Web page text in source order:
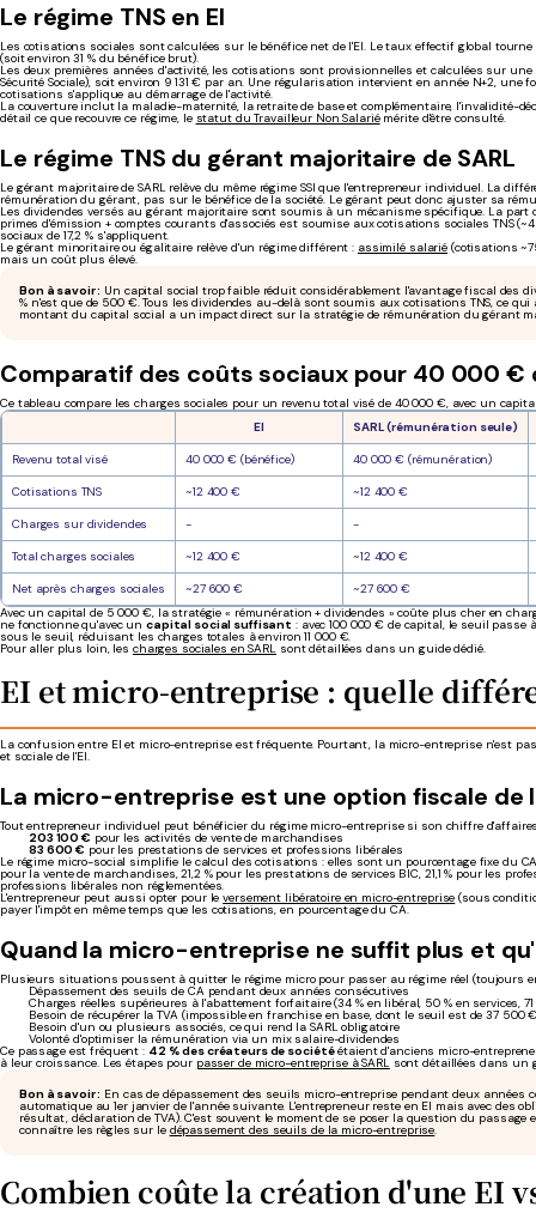
Le régime TNS en EI
Les cotisations sociales sont calculées sur le bénéfice net de l'EI. Le taux effectif global
(soit environ 31 % du bénéfice brut).
Les deux premières années d'activité, les cotisations sont provisionnelles et calculées sur une
Sécurité Sociale), soit environ 9 131 € par an. Une régularisation intervient en année N+2, une
cotisations s'applique au démarrage de l'activité.
La couverture inclut la maladie-maternité, la retraite de base et complémentaire, l'invalidité-
détail ce que recouvre ce régime, le statut du Travailleur Non Salariémérite d'être consulté.
Le régime TNS du gérant majoritaire de SARL
Le gérant majoritaire de SARL relève du même régime SSI que l'entrepreneur individuel. La
rémunération du gérant, pas sur le bénéfice de la société. Le gérant peut donc ajuster sa
Les dividendes versés au gérant majoritaire sont soumis à un mécanisme spécifique. La part
primes d'émission + comptes courants d'associés est soumise aux cotisations sociales TNS
sociaux de 17,2 % s'appliquent.
Le gérant minoritaire ou égalitaire relève d'un régime différent : assimilé salarié (cotisations
mais un coût plus élevé.
Bon à savoir : Un capital social trop faible réduit considérablement l'avantage fiscal des
% n'est que de 500 €. Tous les dividendes au-delà sont soumis aux cotisations TNS, ce
montant du capital social a un impact direct sur la stratégie de rémunération du gérant
Comparatif des coûts sociaux pour 40 000 €
Ce tableau compare les charges sociales pour un revenu total visé de 40 000 €, avec un
EI
SARL (rémunération seule)
Revenu total visé 40 000 € (bénéfice) 40 000 € (rémunération)
Cotisations TNS ~12 400 € ~12 400 €
Charges sur dividendes - -
Total charges sociales ~12 400 € ~12 400 €
Net après charges sociales ~27 600 €
~27 600 €
Avec un capital de 5 000 €, la stratégie « rémunération + dividendes » coûte plus cher en
ne fonctionne qu'avec un capital social suffisant : avec 100 000 € de capital, le seuil
sous le seuil, réduisant les charges totales à environ 11 000 €.
Pour aller plus loin, les charges sociales en SARL sont détaillées dans un guide dédié.
EI et micro-entreprise : quelle
La confusion entre EI et micro-entreprise est fréquente. Pourtant, la micro-entreprise n'est
et sociale de l'EI.
La micro-entreprise est une option fiscale de
Tout entrepreneur individuel peut bénéficier du régime micro-entreprise si son chiffre
203 100 € pour les activités de vente de marchandises
83 600 € pour les prestations de services et professions libérales
Le régime micro-social simplifie le calcul des cotisations : elles sont un pourcentage fixe du
pour la vente de marchandises, 21,2 % pour les prestations de services BIC, 21,1 % pour les
professions libérales non réglementées.
L'entrepreneur peut aussi opter pour leversement libératoire en micro-entreprise (sous
payer l'impôt en même temps que les cotisations, en pourcentage du CA.
Quand la micro-entreprise ne suffit plus et
Plusieurs situations poussent à quitter le régime micro pour passer au régime réel (toujours
Dépassement des seuils de CA pendant deux années consécutives
Charges réelles supérieures à l'abattement forfaitaire (34 % en libéral, 50 % en services, 71
Besoin de récupérer la TVA (impossible en franchise en base, dont le seuil est de 37 500
Besoin d'un ou plusieurs associés, ce qui rend la SARL obligatoire
Volonté d'optimiser la rémunération via un mix salaire-dividendes
Ce passage est fréquent : 42 % des créateurs de sociétéétaient d'anciens micro-
à leur croissance. Les étapes pour passer de micro-entreprise à SARLsont détaillées dans un
Bon à savoir : En cas de dépassement des seuils micro-entreprise pendant deux années
automatique au 1er janvier de l'année suivante. L'entrepreneur reste en EI mais avec des
résultat, déclaration de TVA). C'est souvent le moment de se poser la question du passage
connaître les règles sur le dépassement des seuils de la micro-entreprise.
Combien coûte la création d'une EI